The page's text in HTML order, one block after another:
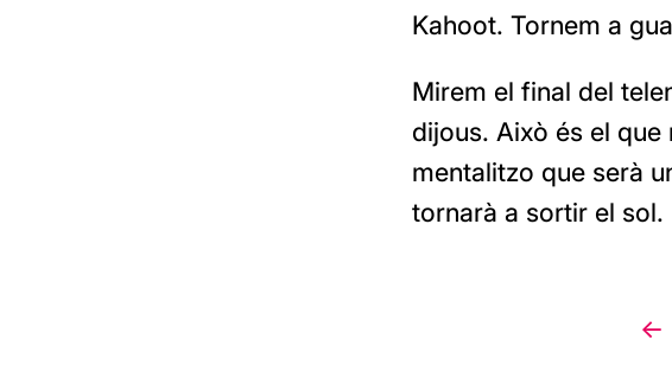
Kahoot. Tornem a
Mirem el final del
dijous. Això és el
mentalitzo que serà
tornarà a sortir el sol.